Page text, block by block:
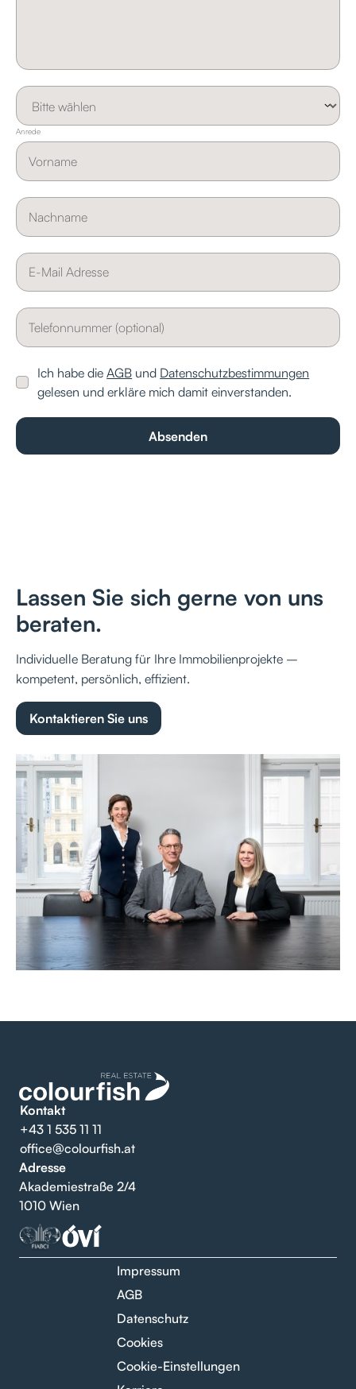
Anrede
Ich habe dieAGB und Datenschutzbestimmungen
gelesen und erkläre mich damit einverstanden.
Lassen Sie sich gerne von uns
beraten.
Individuelle Beratung für Ihre Immobilienprojekte –
kompetent, persönlich, effizient.
Kontaktieren Sie uns
Kontakt
+43 1 535 11 11
office@colourfish.at
Adresse
Akademiestraße 2/4
1010 Wien
Impressum
AGB
Datenschutz
Cookies
Cookie-Einstellungen